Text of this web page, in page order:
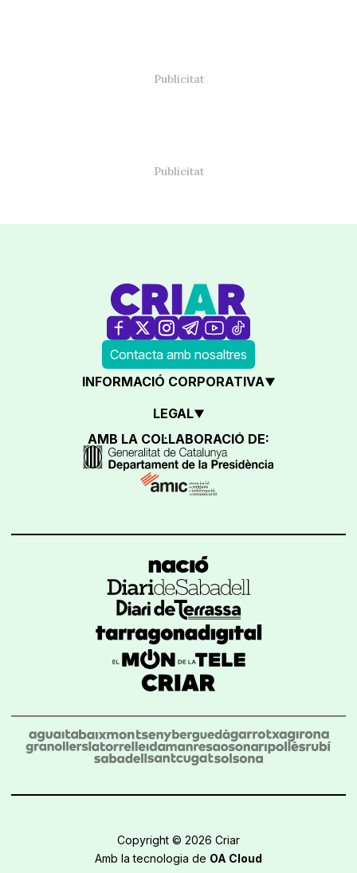
Contacta amb nosaltres
INFORMACIÓ CORPORATIVA
LEGAL
AMB LA COL·LABORACIÓ DE:
Copyright © 2026 Criar
Amb la tecnologia de OA Cloud